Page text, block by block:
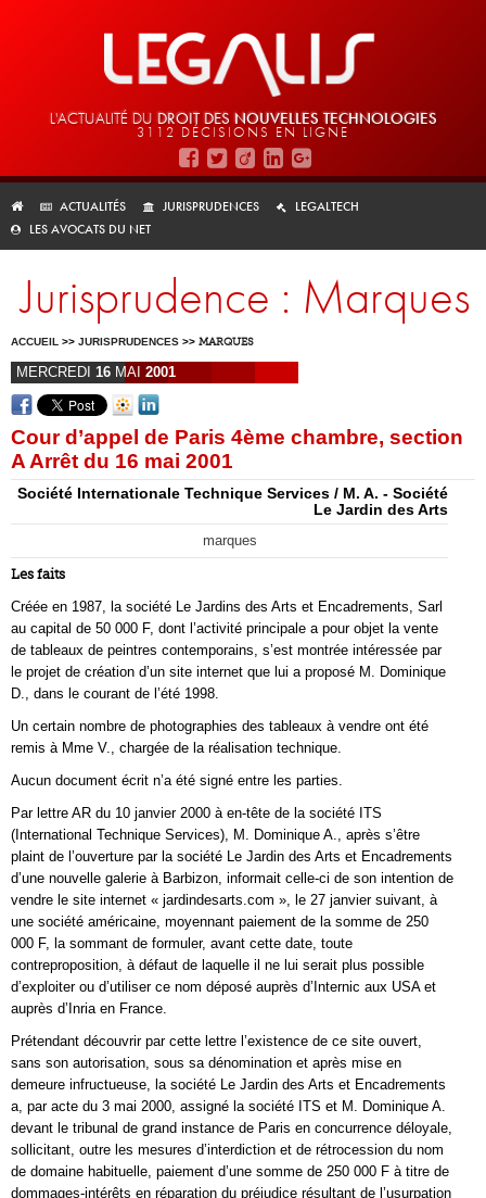
L'ACTUALITÉ DU DROIT DES NOUVELLES TECHNOLOGIES
3112 DÉCISIONS EN LIGNE
ACTUALITÉS JURISPRUDENCES
LEGALTECH
LES AVOCATS DU NET
Jurisprudence : Marques
ACCUEIL >> JURISPRUDENCES >> MARQUES
MERCREDI 16 MAI 2001
Cour d’appel de Paris 4ème chambre, section
A Arrêt du 16 mai 2001
Société Internationale Technique Services / M. A. - Société
Le Jardin des Arts
marques
Les faits
Créée en 1987, la société Le Jardins des Arts et Encadrements, Sarl
au capital de 50 000 F, dont l’activité principale a pour objet la vente
de tableaux de peintres contemporains, s’est montrée intéressée par
le projet de création d’un site internet que lui a proposé M. Dominique
D., dans le courant de l’été 1998.
Un certain nombre de photographies des tableaux à vendre ont été
remis à Mme V., chargée de la réalisation technique.
Aucun document écrit n’a été signé entre les parties.
Par lettre AR du 10 janvier 2000 à en-tête de la société ITS
(International Technique Services), M. Dominique A., après s’être
plaint de l’ouverture par la société Le Jardin des Arts et Encadrements
d’une nouvelle galerie à Barbizon, informait celle-ci de son intention de
vendre le site internet « jardindesarts.com », le 27 janvier suivant, à
une société américaine, moyennant paiement de la somme de 250
000 F, la sommant de formuler, avant cette date, toute
contreproposition, à défaut de laquelle il ne lui serait plus possible
d’exploiter ou d’utiliser ce nom déposé auprès d’Internic aux USA et
auprès d’Inria en France.
Prétendant découvrir par cette lettre l’existence de ce site ouvert,
sans son autorisation, sous sa dénomination et après mise en
demeure infructueuse, la société Le Jardin des Arts et Encadrements
a, par acte du 3 mai 2000, assigné la société ITS et M. Dominique A.
devant le tribunal de grand instance de Paris en concurrence déloyale,
sollicitant, outre les mesures d’interdiction et de rétrocession du nom
de domaine habituelle, paiement d’une somme de 250 000 F à titre de
dommages-intérêts en réparation du préjudice résultant de l’usurpation